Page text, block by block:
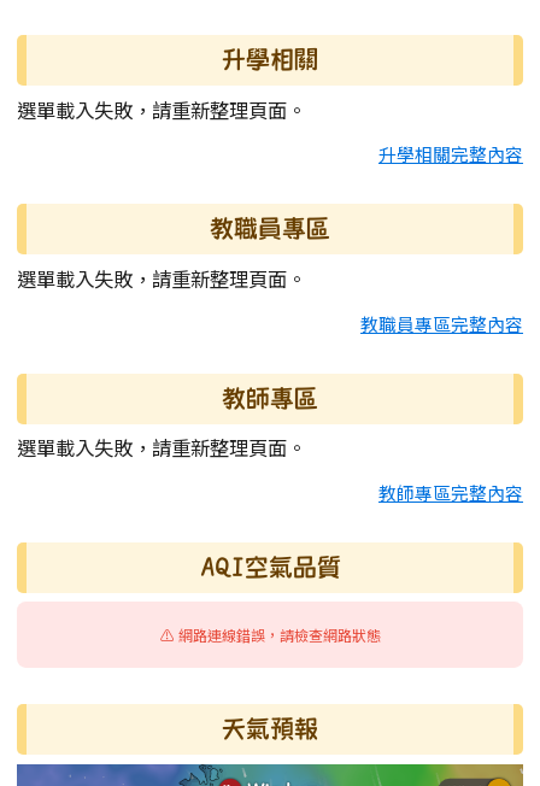
升學相關
選單載入失敗，請重新整理頁面。
升學相關完整內容
教職員專區
選單載入失敗，請重新整理頁面。
教職員專區完整內容
教師專區
選單載入失敗，請重新整理頁面。
教師專區完整內容
AQI空氣品質
⚠️ 網路連線錯誤，請檢查網路狀態
天氣預報